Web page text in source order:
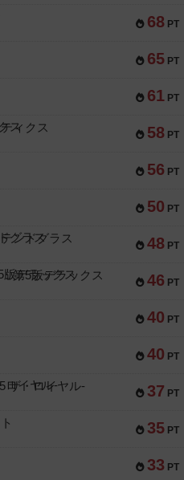
68 PT
65 PT
61 PT
58 PT
ィクス
56 PT
50 PT
48 PT
ンドグラス
46 PT
第5版デラックス
40 PT
40 PT
37 PT
ザ・ロイヤル-
35 PT
33 PT